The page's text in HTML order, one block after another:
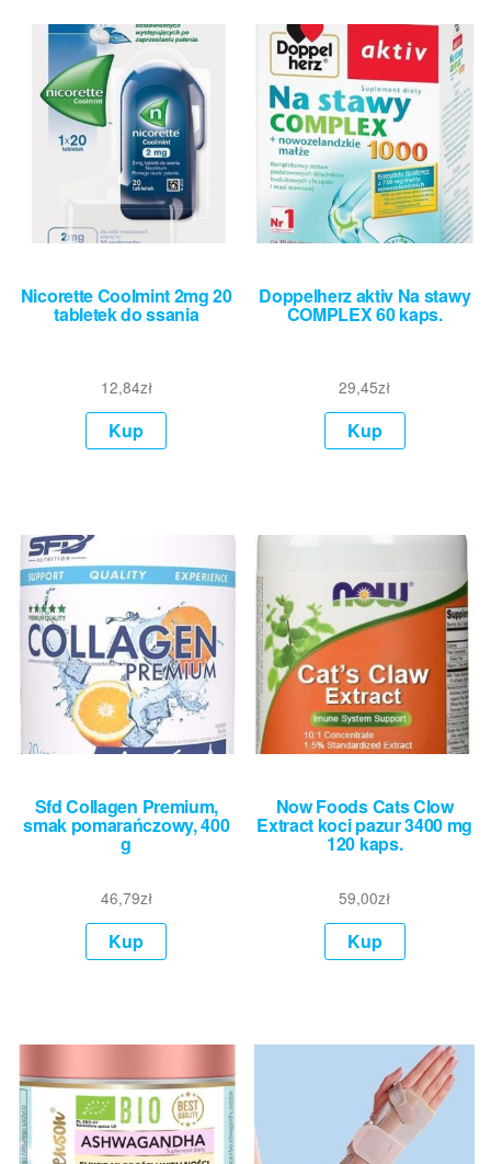
Nicorette Coolmint 2mg 20
tabletek do ssania
12,84zł
Kup
Doppelherz aktiv Na stawy
COMPLEX 60 kaps.
29,45zł
Kup
Sfd Collagen Premium,
smak pomarańczowy, 400
g
46,79zł
Kup
Now Foods Cats Clow
Extract koci pazur 3400 mg
120 kaps.
59,00zł
Kup